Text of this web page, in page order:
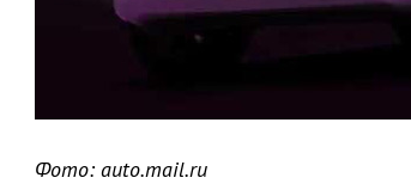
Фото: auto.mail.ru